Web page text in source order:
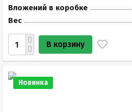
Вложений в коробке
Вес
В корзину
Новинка